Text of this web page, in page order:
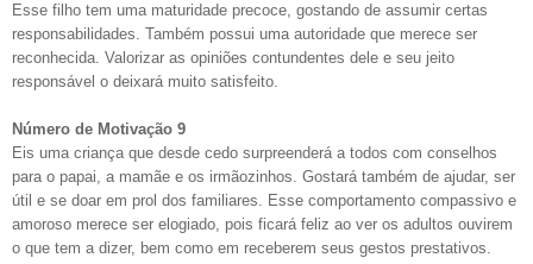
Esse filho tem uma maturidade precoce, gostando de assumir certas
responsabilidades. Também possui uma autoridade que merece ser
reconhecida. Valorizar as opiniões contundentes dele e seu jeito
responsável o deixará muito satisfeito.
Número de Motivação 9
Eis uma criança que desde cedo surpreenderá a todos com conselhos
para o papai, a mamãe e os irmãozinhos. Gostará também de ajudar, ser
útil e se doar em prol dos familiares. Esse comportamento compassivo e
amoroso merece ser elogiado, pois ficará feliz ao ver os adultos ouvirem
o que tem a dizer, bem como em receberem seus gestos prestativos.